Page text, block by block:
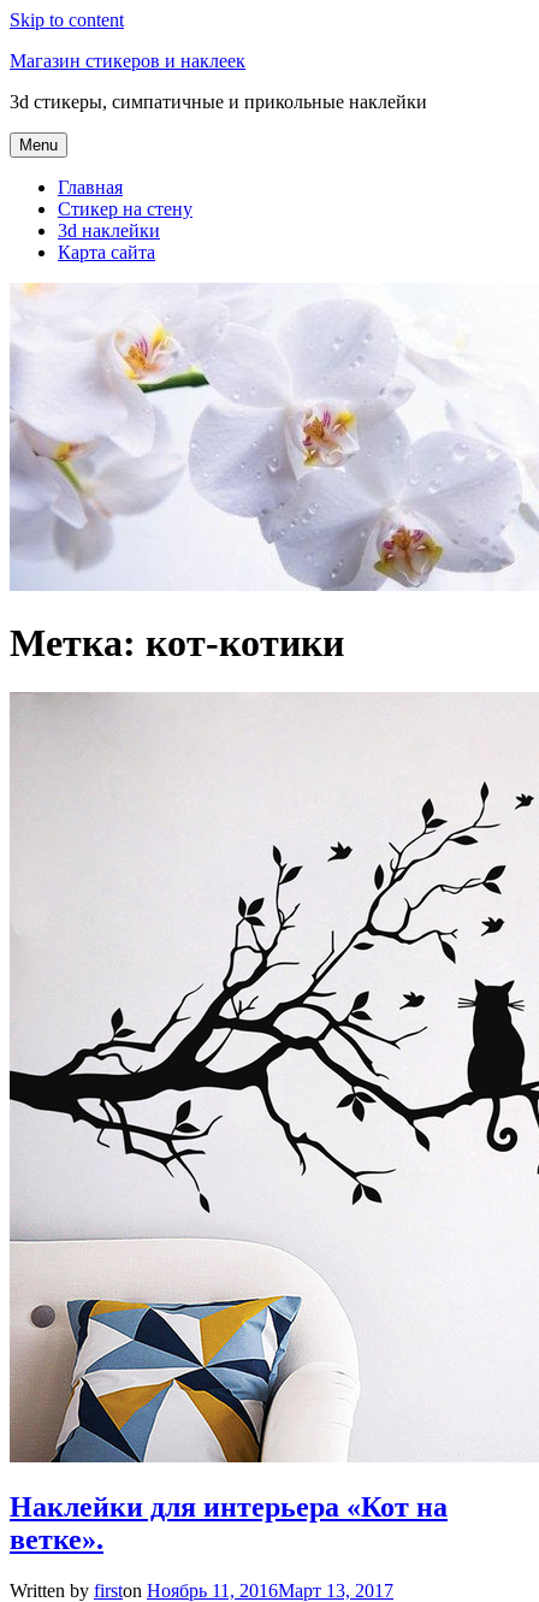
Skip to content
Магазин стикеров и наклеек
3d стикеры, симпатичные и прикольные наклейки
Menu
Главная
Стикер на стену
3d наклейки
Карта сайта
Метка: кот-котики
Наклейки для интерьера «Кот на
ветке».
Written by firston Ноябрь 11, 2016Март 13, 2017